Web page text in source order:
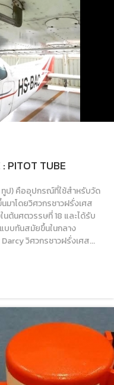
PITOT TUBE
ป) คืออุปกรณ์ที่ใช้สำหรับวัด
มาโดยวิศวกรชาวฝรั่งเศส
ต้นศตวรรษที่ 18 และได้รับ
บบทันสมัยขึ้นในกลาง
วิศวกรชาวฝรั่งเศส...